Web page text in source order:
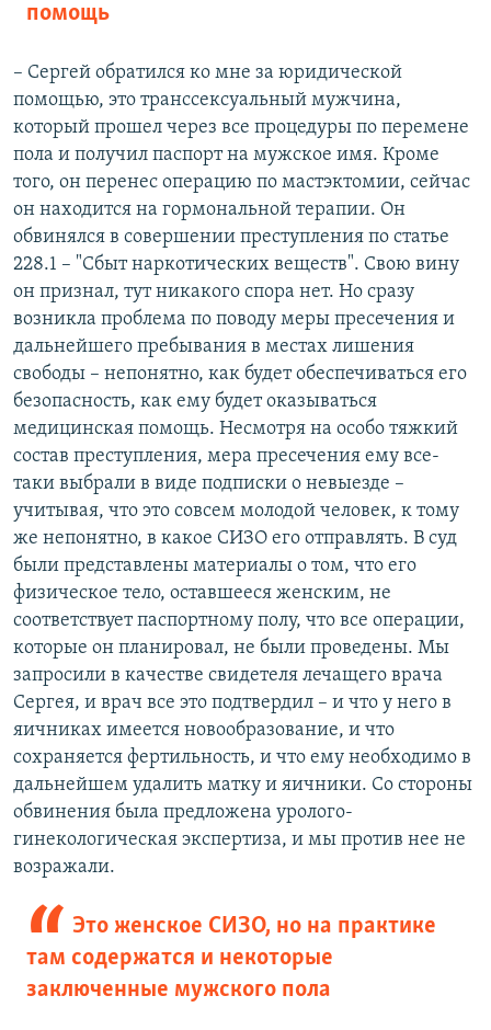
помощь
– Сергей обратился ко мне за юридической
помощью, это транссексуальный мужчина,
который прошел через все процедуры по перемене
пола и получил паспорт на мужское имя. Кроме
того, он перенес операцию по мастэктомии, сейчас
он находится на гормональной терапии. Он
обвинялся в совершении преступления по статье
228.1 – "Сбыт наркотических веществ". Свою вину
он признал, тут никакого спора нет. Но сразу
возникла проблема по поводу меры пресечения и
дальнейшего пребывания в местах лишения
свободы – непонятно, как будет обеспечиваться его
безопасность, как ему будет оказываться
медицинская помощь. Несмотря на особо тяжкий
состав преступления, мера пресечения ему все-
таки выбрали в виде подписки о невыезде –
учитывая, что это совсем молодой человек, к тому
же непонятно, в какое СИЗО его отправлять. В суд
были представлены материалы о том, что его
физическое тело, оставшееся женским, не
соответствует паспортному полу, что все операции,
которые он планировал, не были проведены. Мы
запросили в качестве свидетеля лечащего врача
Сергея, и врач все это подтвердил – и что у него в
яичниках имеется новообразование, и что
сохраняется фертильность, и что ему необходимо в
дальнейшем удалить матку и яичники. Со стороны
обвинения была предложена уролого-
гинекологическая экспертиза, и мы против нее не
возражали.
Это женское СИЗО, но на практике
там содержатся и некоторые
заключенные мужского пола